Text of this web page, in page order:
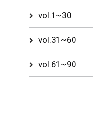
vol.1~30
vol.31~60
vol.61~90